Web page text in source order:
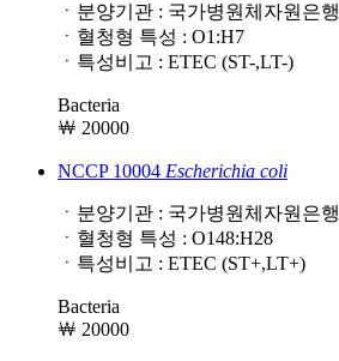
ㆍ분양기관 : 국가병원체자원은행
ㆍ혈청형 특성 : O1:H7
ㆍ특성비고 : ETEC (ST-,LT-)
Bacteria
￦ 20000
NCCP 10004 Escherichia coli
ㆍ분양기관 : 국가병원체자원은행
ㆍ혈청형 특성 : O148:H28
ㆍ특성비고 : ETEC (ST+,LT+)
Bacteria
￦ 20000